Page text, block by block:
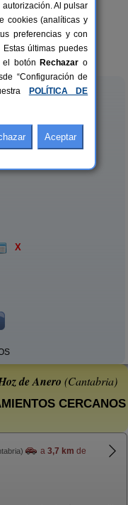
20+1 pers.
desde25 €
X
de Anero (Cantabria)
CERCANOS
a 3,7 km de
Al pulsar
cookies (analíticas y
preferencias y con
últimas puedes
el botón Rechazar o
“Configuración de
POLÍTICA DE